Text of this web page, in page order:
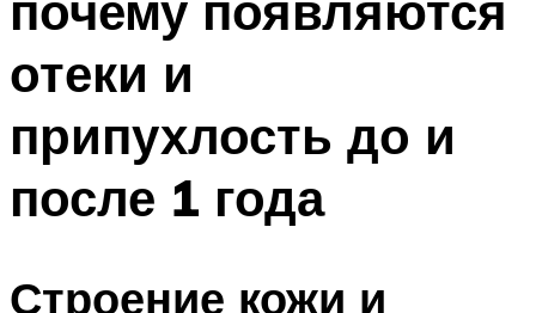
отеки и
припухлость до и
после 1 года
Строение кожи и